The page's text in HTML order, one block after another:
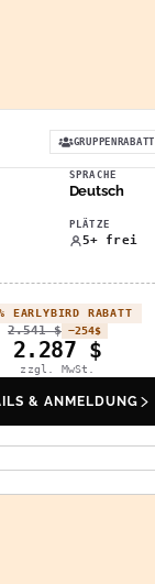
GRUPPENRABATT
SPRACHE
Deutsch
PLÄTZE
5+ frei
EARLYBIRD RABATT
2.541$ −254$
2.287 $
zzgl. MwSt.
& ANMELDUNG